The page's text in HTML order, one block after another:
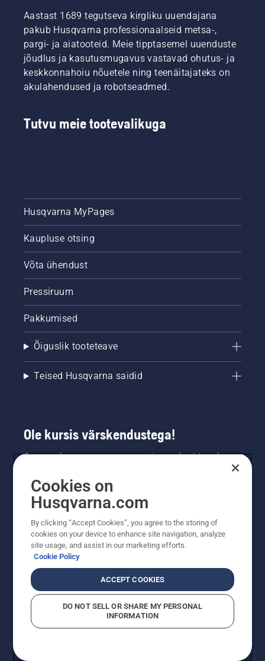
Aastast 1689 tegutseva kirgliku uuendajana
pakub Husqvarna professionaalseid metsa-,
pargi- ja aiatooteid. Meie tipptasemel uuenduste
jõudlus ja kasutusmugavus vastavad ohutus- ja
keskkonnahoiu nõuetele ning teenäitajateks on
akulahendused ja robotseadmed.
Tutvu meie tootevalikuga
Husqvarna MyPages
Kaupluse otsing
Võta ühendust
Pressiruum
Pakkumised
Õiguslik tooteteave
Teised Husqvarna saidid
Ole kursis värskendustega!
Saa uusimat teavet uute toodete, eripakkumiste
saamiseks siin.
Cookies on
Husqvarna.com
By clicking “Accept Cookies”, you agree to the storing of
cookies on your device to enhance site navigation, analyze
site usage, and assist in our marketing efforts.
Cookie Policy
ACCEPT COOKIES
DO NOT SELL OR SHARE MY PERSONAL
INFORMATION